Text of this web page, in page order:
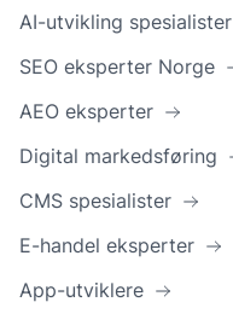
AI-utvikling spesialister
SEO eksperter Norge
AEO eksperter
Digital markedsføring
CMS spesialister
E-handel eksperter
App-utviklere